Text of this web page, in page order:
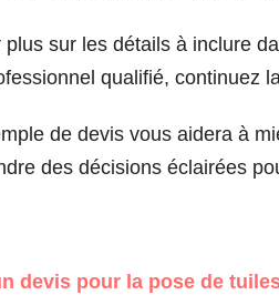
sur les détails à inclure
qualifié, continuez
de devis vous aidera à
des décisions éclairées
devis pour la pose de